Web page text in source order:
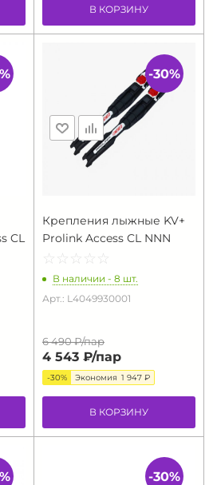
В КОРЗИНУ
CL
Крепления лыжные KV+
Prolink Access CL NNN
☆ ☆ ☆ ☆ ☆
★ ★ ★ ★ ★
В наличии - 8 шт.
Арт.: L4049930001
6 490 ₽/пар
4 543 ₽/пар
-30% Экономия 1 947 ₽
В КОРЗИНУ
-30%
-30%